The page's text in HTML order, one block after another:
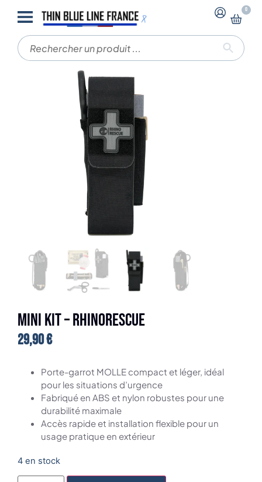
0
Accueil - Trousse complète - Mini Kit – RhinoRescue
Mini Kit – RhinoRescue
29,90€
Porte-garrot MOLLE compact et léger, idéal
pour les situations d’urgence
Fabriqué en ABS et nylon robustes pour une
durabilité maximale
Accès rapide et installation flexible pour un
usage pratique en extérieur
4 en stock